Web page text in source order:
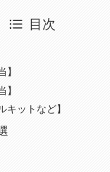
目次
ットなど】